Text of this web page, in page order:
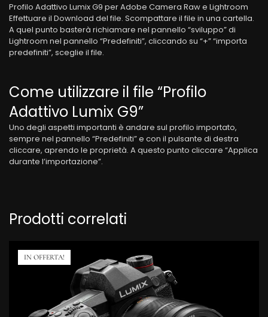
Profilo Adattivo Lumix G9 per Adobe Camera Raw e Lightroom
Effettuare il Download del file. Scompattare il file in una cartella.
A quel punto basterà richiamare nel pannello “sviluppo” di
Lightroom nel pannello “Predefiniti”, cliccando su “+” “importa
predefiniti”, sceglie il file.
Come utilizzare il file “Profilo
Adattivo Lumix G9”
Uno degli aspetti importanti è andare sul profilo importato,
sempre nel pannello “Predefiniti” e con il pulsante di destra
cliccare, aprendo le proprietà. A questo punto cliccare “Applica
durante l’importazione”.
Prodotti correlati
IN OFFERTA!